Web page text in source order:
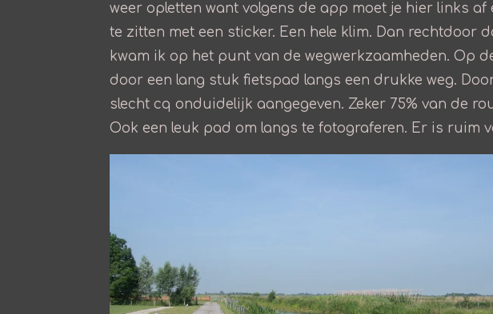
weer opletten want volgens de app moet je hier links
te zitten met een sticker. Een hele klim. Dan rechtdoor
kwam ik op het punt van de wegwerkzaamheden. Op
door een lang stuk fietspad langs een drukke weg.
slecht cq onduidelijk aangegeven. Zeker 75% van de
Ook een leuk pad om langs te fotograferen. Er is ruim